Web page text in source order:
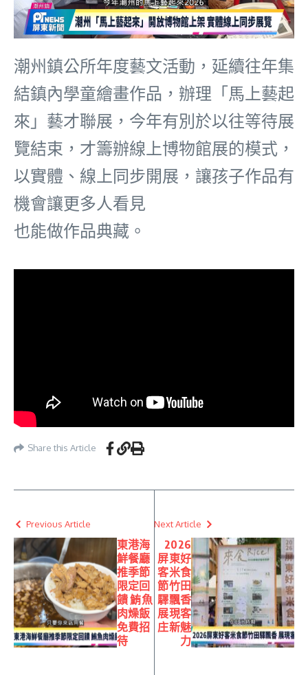
潮州鎮公所年度藝文活動，延續往年集
結鎮內學童繪畫作品，辦理「馬上藝起
來」藝才聯展，今年有別於以往等待展
覽結束，才籌辦線上博物館展的模式，
以實體、線上同步開展，讓孩子作品有
機會讓更多人看見
也能做作品典藏。
Share this Article
Previous Article
東港海
鮮餐廳
推季節
限定回
饋 鮪魚
肉燥飯
免費招
待
Next Article
2026
屏東好
客米食
節竹田
驛飄香
展現客
庄新魅
力